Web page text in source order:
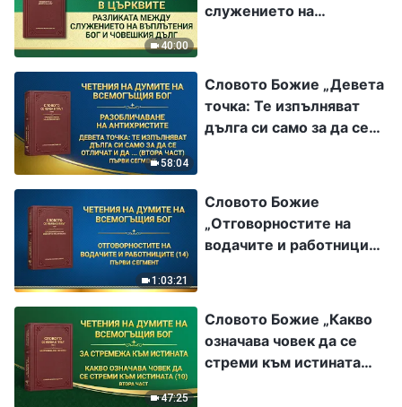
40:00
служението на
58:04
Словото Божие „Девета
точка: Те изпълняват
дълга си само за да се
интереси и амбиции;
никога не се
съобразяват с
интересите на Божия
разменят за лична слава
(втора част)“ Първи
сегмент
1:03:21
Словото Божие
„Отговорностите на
водачите и работниците
47:25
Словото Божие „Какво
означава човек да се
стреми към истината